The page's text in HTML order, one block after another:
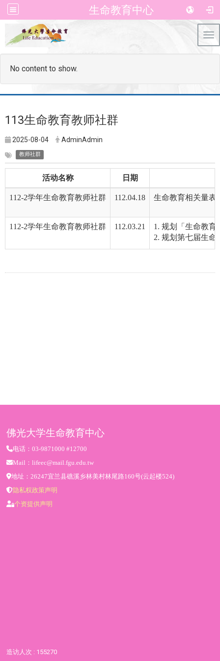
生命教育中心
No content to show.
113生命教育教师社群
2025-08-04 AdminAdmin
教师社群
活动名称 日期
112-2学年生命教育教师社群 112.04.18 生命教育相关量表
112-2学年生命教育教师社群 112.03.21
1. 规划「生命教
2. 规划第七届生命
佛光大学生命教育中心
电话：03-9871000 #12700
Mail：lifeec@mail.fgu.edu.tw
地址：26247宜兰县礁溪乡林美村林尾路160号(云起楼524)
隐私权政策声明
个资提供声明
造访人次 : 155270